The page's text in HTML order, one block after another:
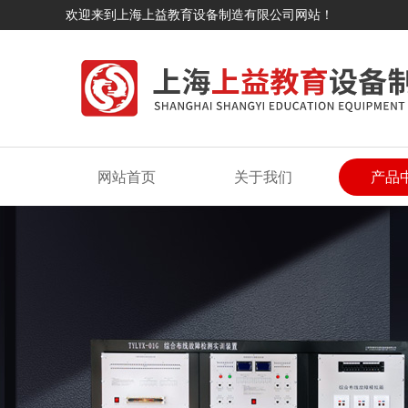
欢迎来到上海上益教育设备制造有限公司网站！
网站首页 关于我们 产品